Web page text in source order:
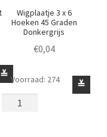
≚
Wigplaatje 3 x 6
Hoeken 45 Graden
Donkergrijs
€0,04
Wigplaatje
3
≚
Voorraad: 274